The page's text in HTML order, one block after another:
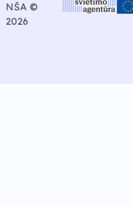
NŠA ©
2026